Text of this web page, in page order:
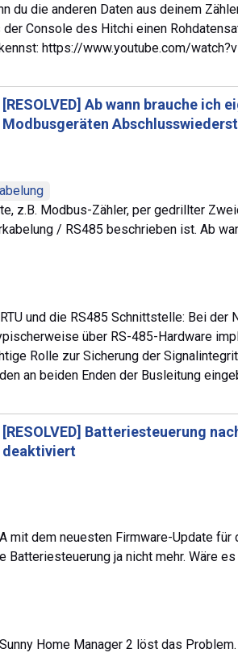
du die anderen Daten aus deinem
der Console des Hitchi einen
https://www.youtube.com/
[RESOLVED] Ab wann brauche ich
Modbusgeräten
z.B. Modbus-Zähler, per gedrillter
/ RS485 beschrieben ist. Ab
und die RS485 Schnittstelle: Bei der
über RS-485-Hardware
Rolle zur Sicherung der
an beiden Enden der Busleitung
[RESOLVED] Batteriesteuerung
deaktiviert
mit dem neuesten Firmware-Update
Batteriesteuerung ja nicht mehr. Wäre
Home Manager 2 löst das Problem.